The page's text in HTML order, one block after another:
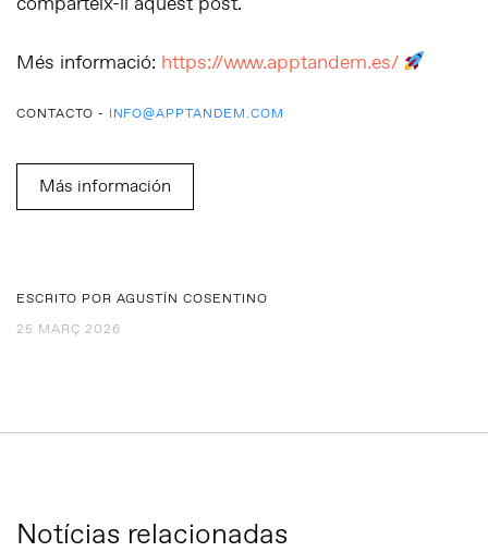
Més informació: https://www.apptandem.es/
CONTACTO - INFO@APPTANDEM.COM
Más información
ESCRITO POR AGUSTÍN COSENTINO
25 MARÇ 2026
Notícias relacionadas